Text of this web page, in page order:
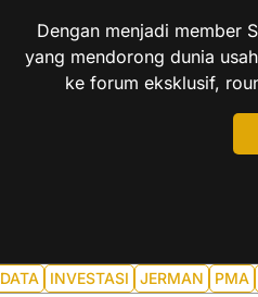
Dengan menjadi member
yang mendorong dunia
ke forum eksklusif,
DATA INVESTASI JERMAN PMA